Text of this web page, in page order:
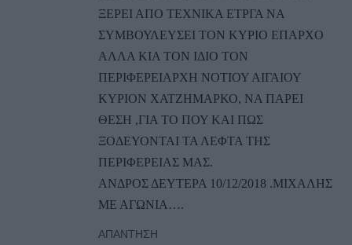
ΞΕΡΕΙ ΑΠΟ ΤΕΧΝΙΚΑ ΕΤΡΓΑ ΝΑ
ΣΥΜΒΟΥΛΕΥΣΕΙ ΤΟΝ ΚΥΡΙΟ ΕΠΑΡΧΟ
ΑΛΛΑ ΚΙΑ ΤΟΝ ΙΔΙΟ ΤΟΝ
ΠΕΡΙΦΕΡΕΙΑΡΧΗ ΝΟΤΙΟΥ ΑΙΓΑΙΟΥ
ΚΥΡΙΟΝ ΧΑΤΖΗΜΑΡΚΟ, ΝΑ ΠΑΡΕΙ
ΘΕΣΗ ,ΓΙΑ ΤΟ ΠΟΥ ΚΑΙ ΠΩΣ
ΞΟΔΕΥΟΝΤΑΙ ΤΑ ΛΕΦΤΑ ΤΗΣ
ΠΕΡΙΦΕΡΕΙΑΣ ΜΑΣ.
ΑΝΔΡΟΣ ΔΕΥΤΕΡΑ 10/12/2018 .ΜΙΧΑΛΗΣ
ΜΕ ΑΓΩΝΙΑ….
ΑΠΆΝΤΗΣΗ